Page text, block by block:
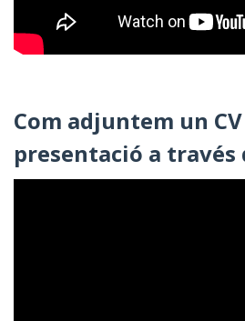
Com adjuntem un
presentació a través